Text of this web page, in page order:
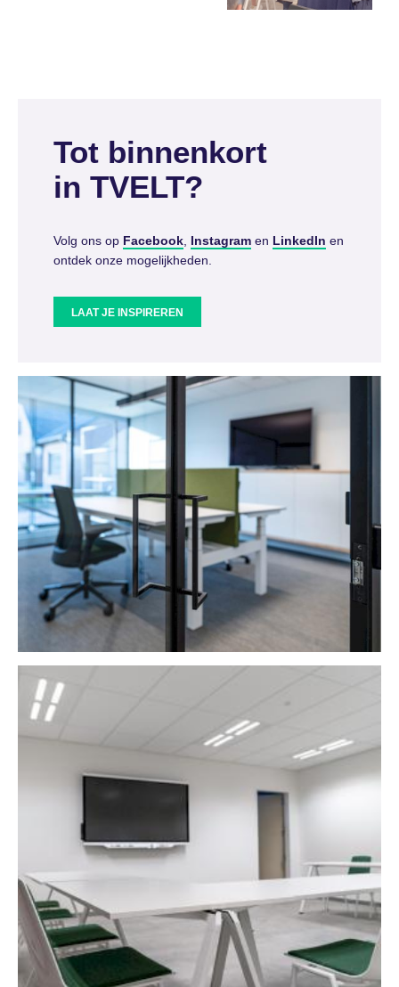
Tot binnenkort
in TVELT?
Volg ons op Facebook Instagram en LinkedIn en
ontdek onze mogelijkheden.
LAAT JE INSPIREREN